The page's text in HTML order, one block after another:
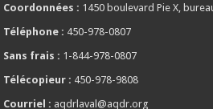
Coordonnées : 1450 boulevard Pie X,
Téléphone : 450-978-0807
Sans frais : 1-844-978-0807
Télécopieur : 450-978-9808
Courriel : aqdrlaval@aqdr.org